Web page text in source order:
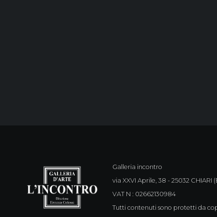
Galleria incontro
via XXVI Aprile, 38 - 25032 CHIARI
VAT N : 02662130984
Tutti contenuti sono protetti da